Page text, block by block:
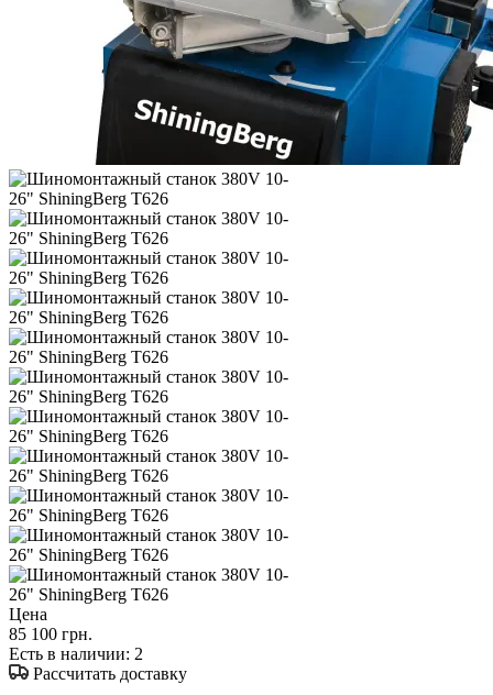
Цена
85 100 грн.
Есть в наличии: 2
Рассчитать доставку